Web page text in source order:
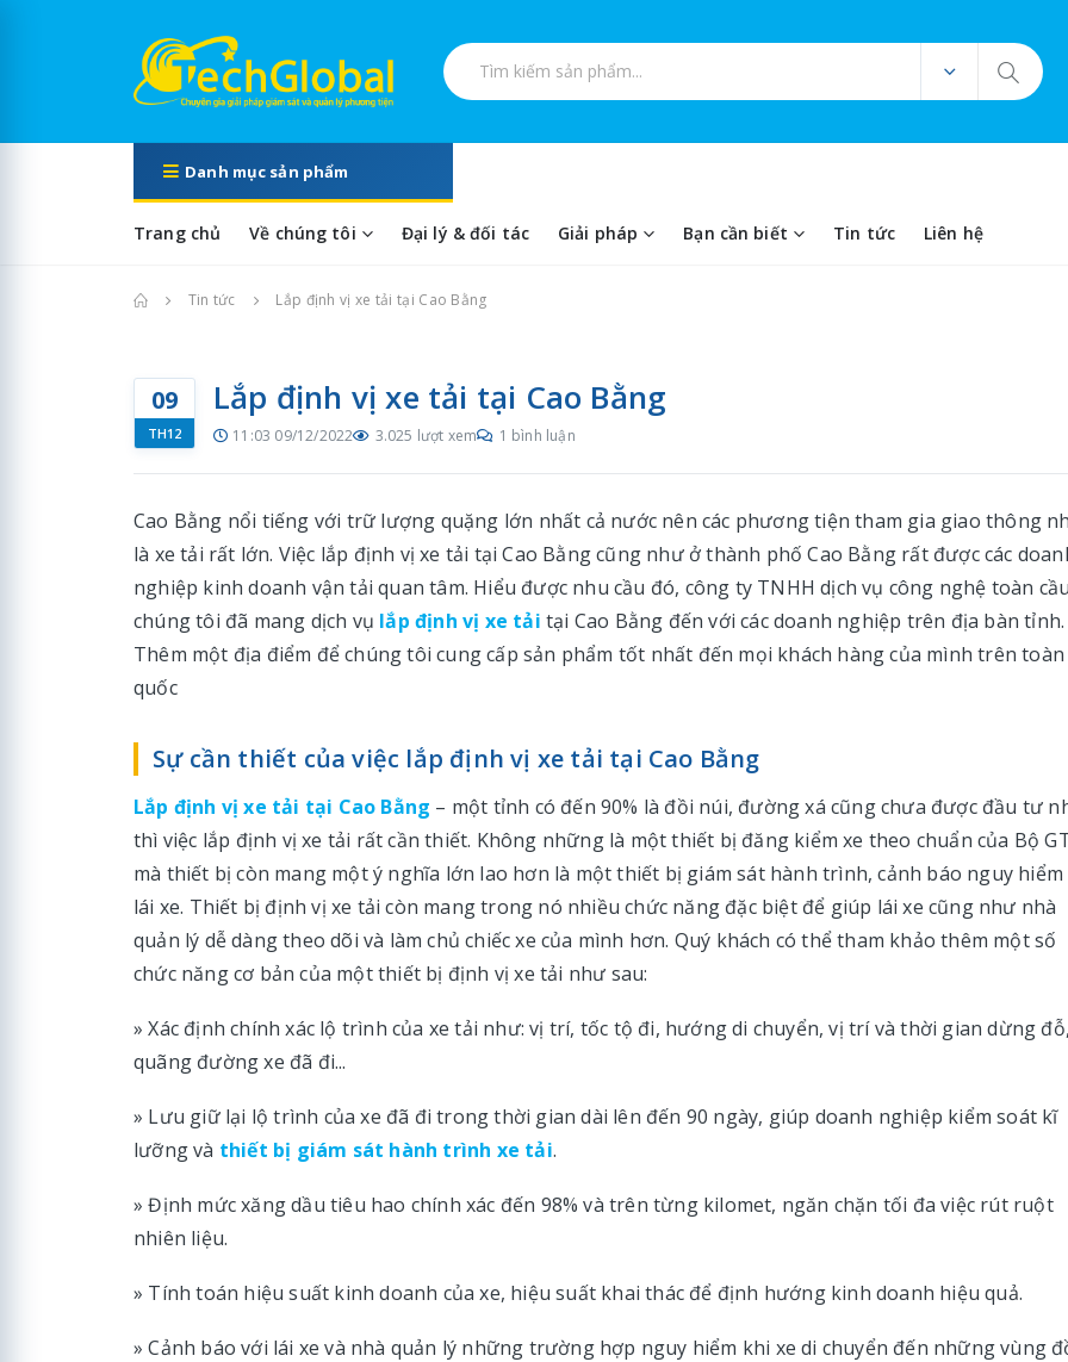
Tìm kiếm sản phẩm
Danh mục sản phẩm
Trang chủ Về chúng tôi Đại lý & đối tác Giải pháp Bạn cần biết Tin tức Liên hệ
Trang chủ
Tin tức Lắp định vị xe tải tại Cao Bằng
09
TH12
Lắp định vị xe tải tại Cao Bằng
11:03 09/12/2022 3.025 lượt xem 1 bình luận
Cao Bằng nổi tiếng với trữ lượng quặng lớn nhất cả nước nên các phương tiện tham gia giao thông
là xe tải rất lớn. Việc lắp định vị xe tải tại Cao Bằng cũng như ở thành phố Cao Bằng rất được các
nghiệp kinh doanh vận tải quan tâm. Hiểu được nhu cầu đó, công ty TNHH dịch vụ công nghệ toàn
chúng tôi đã mang dịch vụ lắp định vị xe tải tại Cao Bằng đến với các doanh nghiệp trên địa bàn tỉnh.
Thêm một địa điểm để chúng tôi cung cấp sản phẩm tốt nhất đến mọi khách hàng của mình trên toàn
quốc
Sự cần thiết của việc lắp định vị xe tải tại Cao Bằng
Lắp định vị xe tải tại Cao Bằng – một tỉnh có đến 90% là đồi núi, đường xá cũng chưa được đầu tư
thì việc lắp định vị xe tải rất cần thiết. Không những là một thiết bị đăng kiểm xe theo chuẩn của Bộ
mà thiết bị còn mang một ý nghĩa lớn lao hơn là một thiết bị giám sát hành trình, cảnh báo nguy hiểm
lái xe. Thiết bị định vị xe tải còn mang trong nó nhiều chức năng đặc biệt để giúp lái xe cũng như nhà
quản lý dễ dàng theo dõi và làm chủ chiếc xe của mình hơn. Quý khách có thể tham khảo thêm một số
chức năng cơ bản của một thiết bị định vị xe tải như sau:
» Xác định chính xác lộ trình của xe tải như: vị trí, tốc tộ đi, hướng di chuyển, vị trí và thời gian dừng
quãng đường xe đã đi...
» Lưu giữ lại lộ trình của xe đã đi trong thời gian dài lên đến 90 ngày, giúp doanh nghiệp kiểm soát kĩ
lưỡng và thiết bị giám sát hành trình xe tải.
» Định mức xăng dầu tiêu hao chính xác đến 98% và trên từng kilomet, ngăn chặn tối đa việc rút ruột
nhiên liệu.
» Tính toán hiệu suất kinh doanh của xe, hiệu suất khai thác để định hướng kinh doanh hiệu quả.
» Cảnh báo với lái xe và nhà quản lý những trường hợp nguy hiểm khi xe di chuyển đến những vùng